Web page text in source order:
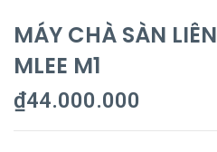
MÁY CHÀ SÀN
MLEE M1
₫44.000.000